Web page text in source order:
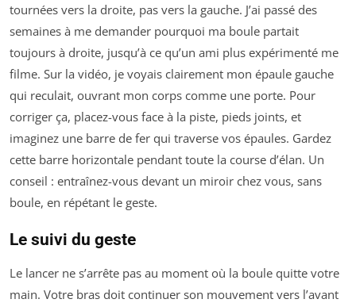
tournées vers la droite, pas vers la gauche. J’ai passé des
semaines à me demander pourquoi ma boule partait
toujours à droite, jusqu’à ce qu’un ami plus expérimenté me
filme. Sur la vidéo, je voyais clairement mon épaule gauche
qui reculait, ouvrant mon corps comme une porte. Pour
corriger ça, placez-vous face à la piste, pieds joints, et
imaginez une barre de fer qui traverse vos épaules. Gardez
cette barre horizontale pendant toute la course d’élan. Un
conseil : entraînez-vous devant un miroir chez vous, sans
boule, en répétant le geste.
Le suivi du geste
Le lancer ne s’arrête pas au moment où la boule quitte votre
main. Votre bras doit continuer son mouvement vers l’avant